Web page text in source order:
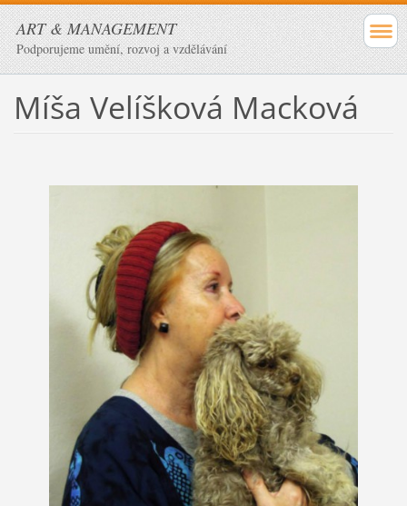
ART & MANAGEMENT
Podporujeme umění, rozvoj a vzdělávání
Míša Velíšková Macková